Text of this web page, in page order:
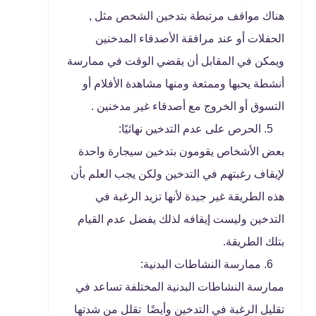
هناك مواقف مرتبطة بتدخين الشخص مثل ,
الحفلات أو عند مرافقة الأصدقاء المدخنين
ويمكن في المقابل أن يقضي الوقت في ممارسة
أنشطة يحبها وممتعة ومنها مشاهدة الأفلام أو
التسوق أو الخروج مع أصدقاء غير مدخنين .
الحرص على عدم التدخين نهائيًا:
بعض الأشخاص يقومون بتدخين سيجارة واحدة
لإيقاف رغبتهم في التدخين ولكن يجب العلم بأن
هذه الطريقة غير جيدة لأنها تزيد الرغبة في
التدخين وليست إيقافه لذلك يفضل عدم القيام
بتلك الطريقة.
ممارسة النشاطات البدنية:
ممارسة النشاطات البدنية المختلفة تساعد في
تقليل الرغبة في التدخين وأيضًا تقلل من شدتها